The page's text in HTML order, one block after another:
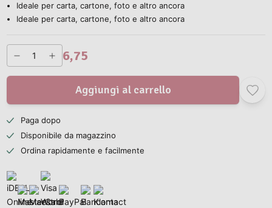
Ideale per carta, cartone, foto e altro ancora
Ideale per carta, cartone, foto e altro ancora
6,75
Aggiungi al carrello
Paga dopo
Disponibile da magazzino
Ordina rapidamente e facilmente